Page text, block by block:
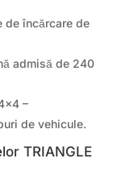
de încărcare de
admisă de 240
–
de vehicule.
TRIANGLE